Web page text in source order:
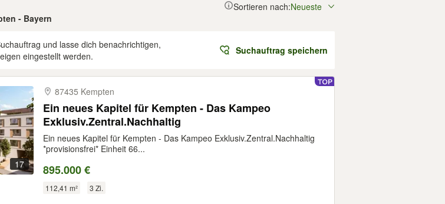
- Bayern
Sortieren nach:Neueste
und lasse dich benachrichtigen,
eingestellt werden.
Suchauftrag speichern
17
87435 Kempten
Ein neues Kapitel für Kempten - Das Kampeo
Exklusiv.Zentral.Nachhaltig
Ein neues Kapitel für Kempten - Das Kampeo Exklusiv.Zentral.Nachhaltig
*provisionsfrei* Einheit 66...
895.000 €
112,41 m² 3 Zi.